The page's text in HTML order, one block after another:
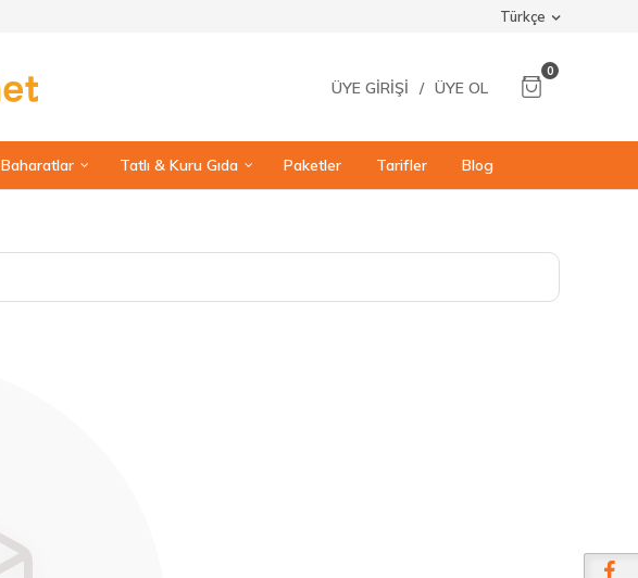
Türkçe
ÜYE GIRIŞI / ÜYE OL
0
Baharatlar Tatlı & Kuru Gıda Paketler Tarifler Blog